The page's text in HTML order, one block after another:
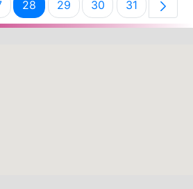
intermedias Use TAB para
Página
28 Página
29 Página
30 Página
31